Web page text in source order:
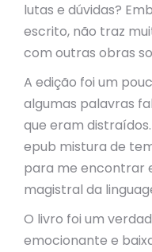
lutas e dúvidas?
escrito, não traz
com outras obras
A edição foi um
algumas palavras
que eram
epub mistura de
para me encontrar
magistral da
O livro foi um
emocionante e